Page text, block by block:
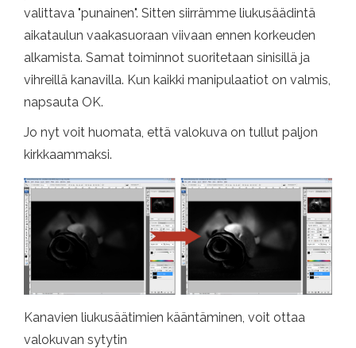
valittava "punainen". Sitten siirrämme liukusäädintä
aikataulun vaakasuoraan viivaan ennen korkeuden
alkamista. Samat toiminnot suoritetaan sinisillä ja
vihreillä kanavilla. Kun kaikki manipulaatiot on valmis,
napsauta OK.
Jo nyt voit huomata, että valokuva on tullut paljon
kirkkaammaksi.
Kanavien liukusäätimien kääntäminen, voit ottaa
valokuvan sytytin